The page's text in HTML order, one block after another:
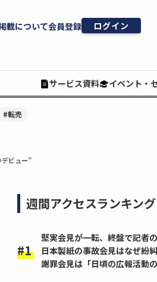
載について会員登録 ログイン
サービス資料 イベント・
#転売
ビュー”
週間アクセスランキング
堅実会見が一転、終盤で記者
日本製紙の事故会見はなぜ紛
謝罪会見は「日頃の広報活動の